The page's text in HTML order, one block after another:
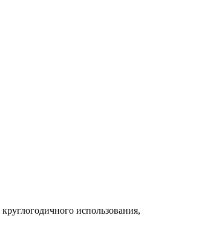
использования,